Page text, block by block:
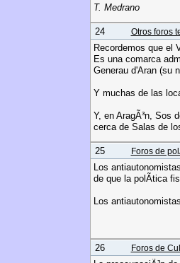
T. Medrano
24 Otros foros
Recordemos que el
Es una comarca
Generau d'Aran (su
Y muchas de las
Y, en AragÃ³n, Sos
cerca de Salas de
25 Foros de
Los
de que la polÃ­tica
Los
26 Foros de